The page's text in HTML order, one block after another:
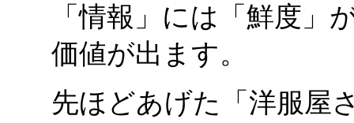
「情報」には「鮮度」
価値が出ます。
先ほどあげた「洋服屋